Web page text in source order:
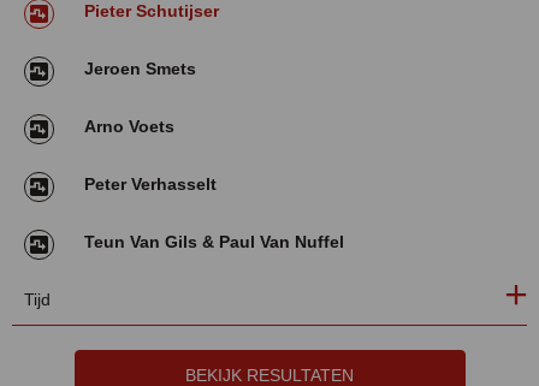
Pieter Schutijser
Jeroen Smets
Arno Voets
Peter Verhasselt
Teun Van Gils & Paul Van Nuffel
Tijd
BEKIJK RESULTATEN